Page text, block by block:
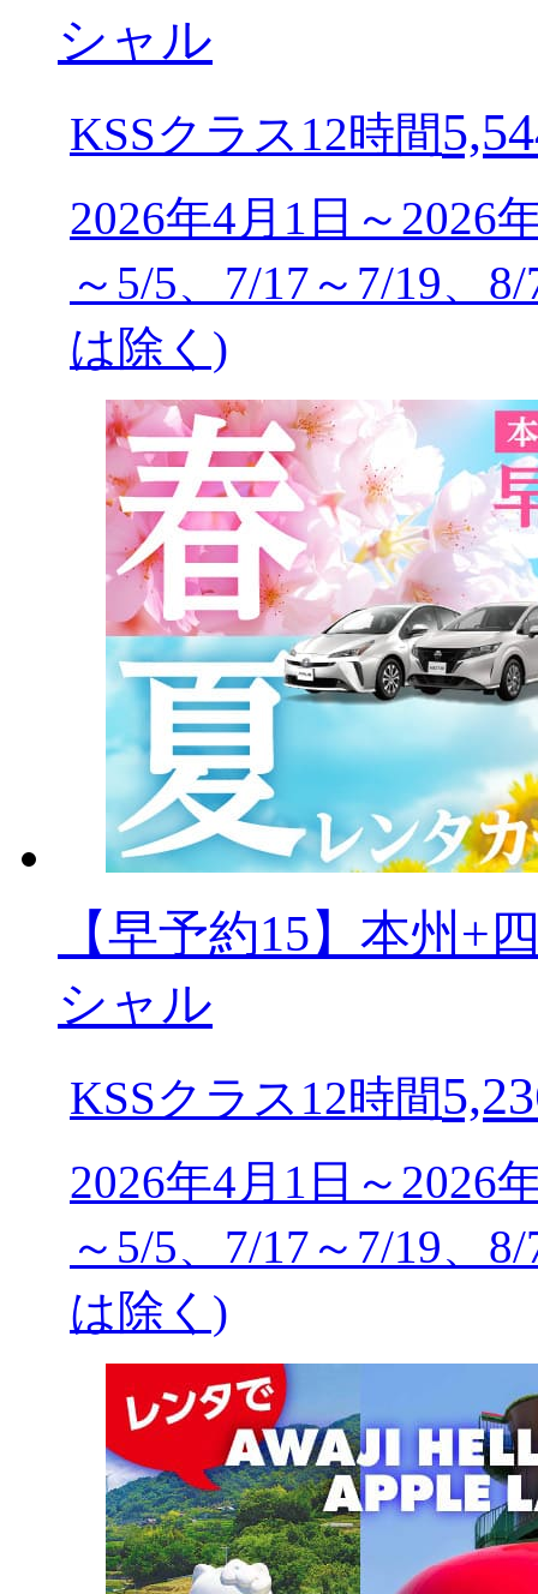
シャル
KSSクラス12時間
2026年4月1日～2026
～5/5、7/17～7/19、
は除く)
【早予約15】本州+
シャル
KSSクラス12時間
2026年4月1日～2026
～5/5、7/17～7/19、
は除く)